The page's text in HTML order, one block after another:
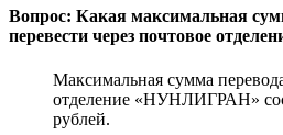
Вопрос: Какая максимальная
перевести через почтовое
Максимальная сумма
отделение «НУНЛИГРАН»
рублей.